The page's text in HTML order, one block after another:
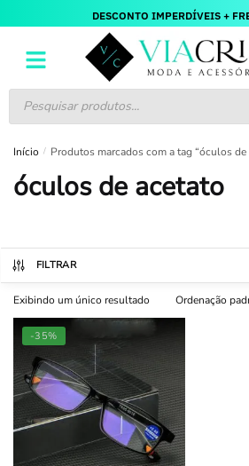
DESCONTO IMPERDÍVEIS +
Início / Produtos marcados com a tag “óculos de
óculos de acetato
FILTRAR
Exibindo um único resultado
-35%